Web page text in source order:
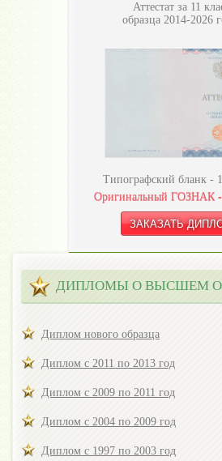
Аттестат за 11
образца 2014-2026
Типографский бланк -
Оригинальный ГОЗНАК -
ДИПЛОМЫ О ВЫСШЕМ
Диплом нового образца
Диплом с 2011 по 2013 год
Диплом с 2009 по 2011 год
Диплом с 2004 по 2009 год
Диплом с 1997 по 2003 год